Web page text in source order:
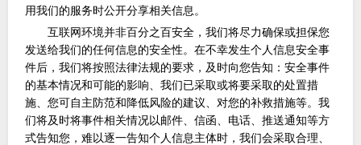
用我们的服务时公开分享相关信息。
互联网环境并非百分之百安全，我们将尽力确保或担保您
发送给我们的任何信息的安全性。在不幸发生个人信息安全事
件后，我们将按照法律法规的要求，及时向您告知：安全事件
的基本情况和可能的影响、我们已采取或将要采取的处置措
施、您可自主防范和降低风险的建议、对您的补救措施等。我
们将及时将事件相关情况以邮件、信函、电话、推送通知等方
式告知您，难以逐一告知个人信息主体时，我们会采取合理、